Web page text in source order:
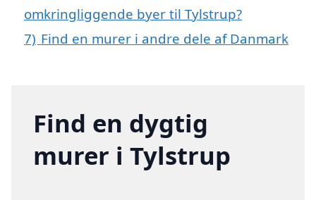
omkringliggende byer til Tylstrup?
7) Find en murer i andre dele af Danmark
Find en dygtig
murer i Tylstrup